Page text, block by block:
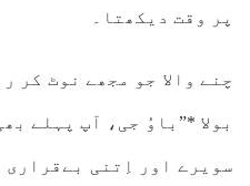
پر وقت دیکھتا۔
چنے والا جو مجھے نوٹ کر
بولا *”باوُ جی، آپ پہلے
سویرے اور اِتنی